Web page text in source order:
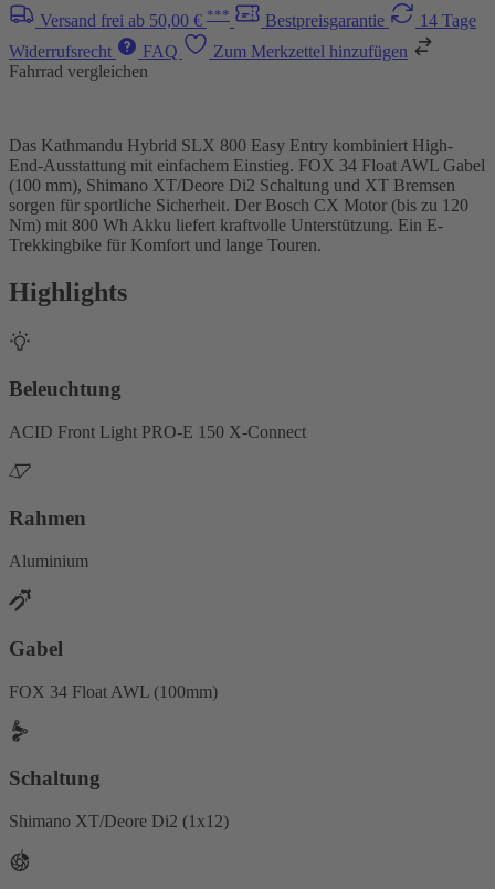
Versand frei ab 50,00 € *** Bestpreisgarantie
14 Tage
Widerrufsrecht
FAQ
Zum Merkzettel hinzufügen
Fahrrad vergleichen
Das Kathmandu Hybrid SLX 800 Easy Entry kombiniert High-
End-Ausstattung mit einfachem Einstieg. FOX 34 Float AWL Gabel
(100 mm), Shimano XT/Deore Di2 Schaltung und XT Bremsen
sorgen für sportliche Sicherheit. Der Bosch CX Motor (bis zu 120
Nm) mit 800 Wh Akku liefert kraftvolle Unterstützung. Ein E-
Trekkingbike für Komfort und lange Touren.
Highlights
Beleuchtung
ACID Front Light PRO-E 150 X-Connect
Rahmen
Aluminium
Gabel
FOX 34 Float AWL (100mm)
Schaltung
Shimano XT/Deore Di2 (1x12)